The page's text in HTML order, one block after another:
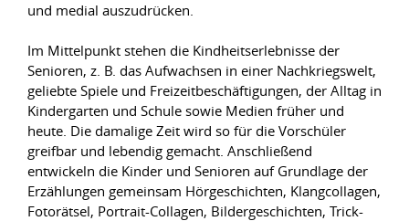
und medial auszudrücken.
Im Mittelpunkt stehen die Kindheitserlebnisse der
Senioren, z. B. das Aufwachsen in einer Nachkriegswelt,
geliebte Spiele und Freizeitbeschäftigungen, der Alltag in
Kindergarten und Schule sowie Medien früher und
heute. Die damalige Zeit wird so für die Vorschüler
greifbar und lebendig gemacht. Anschließend
entwickeln die Kinder und Senioren auf Grundlage der
Erzählungen gemeinsam Hörgeschichten, Klangcollagen,
Fotorätsel, Portrait-Collagen, Bildergeschichten, Trick-